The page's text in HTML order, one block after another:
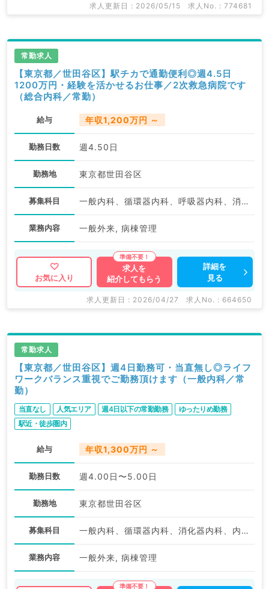
求人更新日 : 2026/05/15 求人No. : 774681
常勤求人
【東京都／世田谷区】駅チカで通勤便利◎週4.5日
1200万円・経験を活かせるお仕事／2次救急病院です
（総合内科／常勤）
給与 年収1,200万円 ～
勤務日数 週4.50日
勤務地 東京都世田谷区
募集科目 一般内科、循環器内科、呼吸器内科、消化器内科
業務内容 一般外来, 病棟管理
お気に入り
求人を
紹介してもらう
詳細を
見る
求人更新日 : 2026/04/27 求人No. : 664650
常勤求人
【東京都／世田谷区】週4日勤務可・当直無し◎ライフ
ワークバランス重視でご勤務頂けます（一般内科／常
勤）
当直なし 人気エリア 週4日以下の常勤勤務
ゆったりめ勤務
駅近・徒歩圏内
給与 年収1,300万円 ～
勤務日数 週4.00日〜5.00日
勤務地 東京都世田谷区
募集科目 一般内科、循環器内科、消化器内科、内分泌・代謝内科
業務内容 一般外来, 病棟管理